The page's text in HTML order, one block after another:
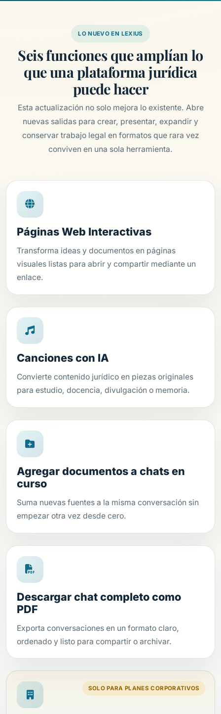
LO NUEVO EN LEXIUS
Seis funciones que amplían lo
que una plataforma jurídica
puede hacer
Esta actualización no solo mejora lo existente. Abre
nuevas salidas para crear, presentar, expandir y
conservar trabajo legal en formatos que rara vez
conviven en una sola herramienta.
Páginas Web Interactivas
Transforma ideas y documentos en páginas
visuales listas para abrir y compartir mediante un
enlace.
Canciones con IA
Convierte contenido jurídico en piezas originales
para estudio, docencia, divulgación o memoria.
Agregar documentos a chats en
curso
Suma nuevas fuentes a la misma conversación sin
empezar otra vez desde cero.
Descargar chat completo como
PDF
Exporta conversaciones en un formato claro,
ordenado y listo para compartir o archivar.
SOLO PARA PLANES CORPORATIVOS